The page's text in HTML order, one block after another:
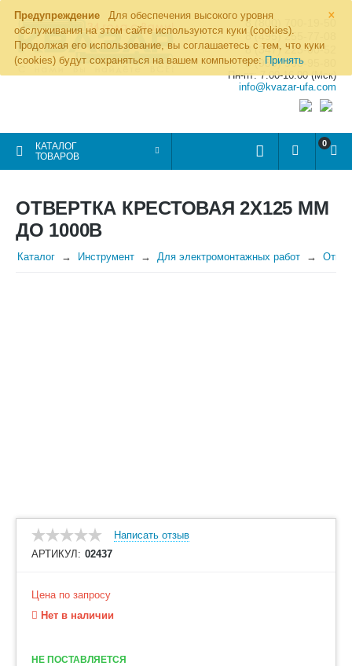
×
Предупреждение
Для обеспечения высокого уровня
обслуживания на этом сайте используются куки (cookies).
Продолжая его использование, вы соглашаетесь с тем, что куки
(cookies) будут сохраняться на вашем компьютере: Принять
8 (800) 700-19-50
8 (495) 255-77-08
8 (347) 225-00-52
8 (986) 963-95-80
Пн-пт: 7.00-16.00 (Мск)
info@kvazar-ufa.com
КАТАЛОГ
ТОВАРОВ
0
ОТВЕРТКА КРЕСТОВАЯ 2Х125 ММ
ДО 1000В
Каталог Инструмент Для электромонтажных работ
Написать отзыв
АРТИКУЛ: 02437
Цена по запросу
Нет в наличии
НЕ ПОСТАВЛЯЕТСЯ